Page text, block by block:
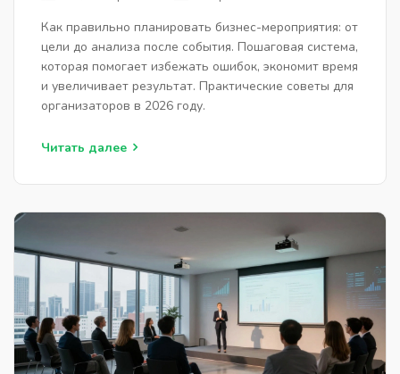
Как правильно планировать бизнес-мероприятия: от
цели до анализа после события. Пошаговая система,
которая помогает избежать ошибок, экономит время
и увеличивает результат. Практические советы для
организаторов в 2026 году.
Читать далее